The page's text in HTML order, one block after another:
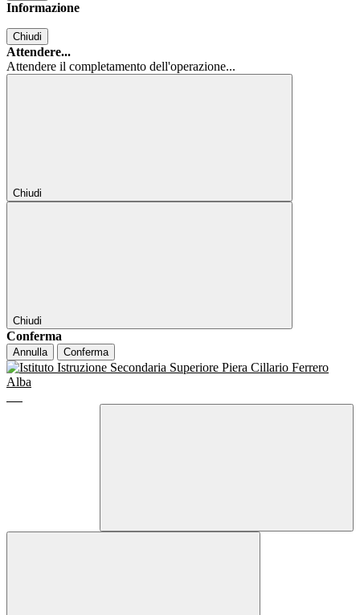
Informazione
Chiudi
Attendere...
Attendere il completamento dell'operazione...
Chiudi
Chiudi
Conferma
Annulla Conferma